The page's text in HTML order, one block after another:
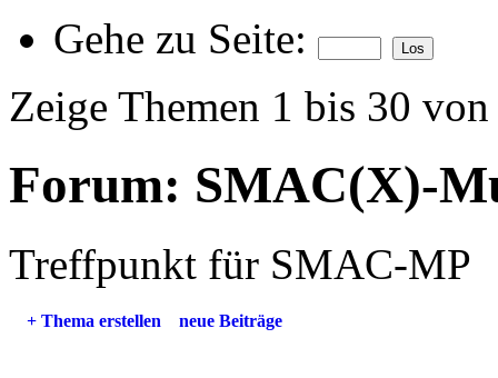
Gehe zu Seite:
Zeige Themen 1 bis 30
Forum: SMAC(X)-
Treffpunkt für SMAC-MP
+ Thema erstellen neue Beiträge